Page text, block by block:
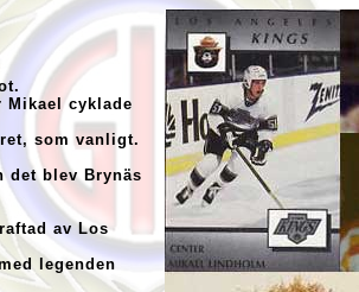
Forward
cyklade
som vanligt.
det blev Brynäs
av Los
legenden